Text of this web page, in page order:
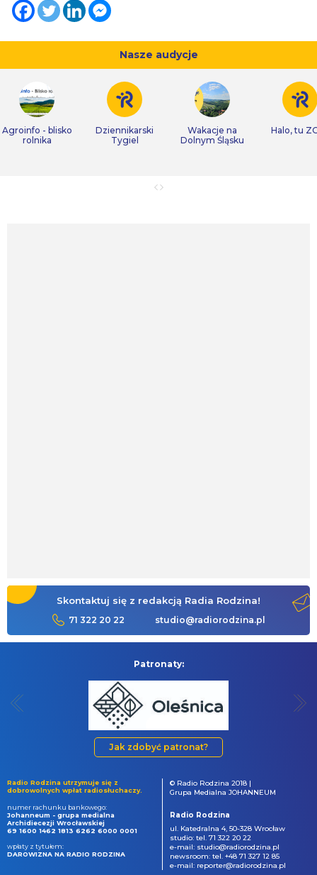
Nasze audycje
Agroinfo - blisko
rolnika
Dziennikarski
Tygiel
Wakacje na
Dolnym Śląsku
Halo, tu
Skontaktuj się z redakcją Radia Rodzina!
71 322 20 22 studio@radiorodzina.pl
Patronaty:
Jak zdobyć patronat?
Radio Rodzina utrzymuje się z
dobrowolnych wpłat radiosłuchaczy.
numer rachunku bankowego:
Johanneum - grupa medialna
Archidiecezji Wrocławskiej
69 1600 1462 1813 6262 6000 0001
wpłaty z tytułem:
DAROWIZNA NA RADIO RODZINA
© Radio Rodzina 2018 |
Grupa Medialna JOHANNEUM
Radio Rodzina
ul. Katedralna 4, 50-328 Wrocław
studio: tel. 71 322 20 22
e-mail: studio@radiorodzina.pl
newsroom: tel. +48 71 327 12 85
e-mail: reporter@radiorodzina.pl